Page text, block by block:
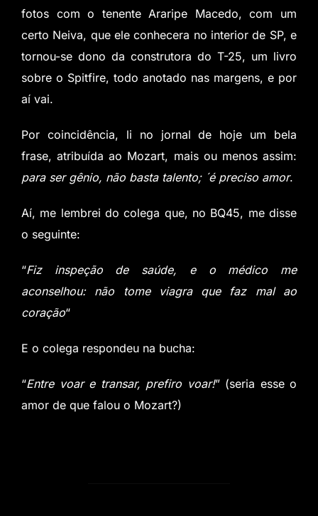
fotos com o tenente Araripe Macedo, com um
certo Neiva, que ele conhecera no interior de SP, e
tornou-se dono da construtora do T-25, um livro
sobre o Spitfire, todo anotado nas margens, e por
aí vai.
Por coincidência, li no jornal de hoje um bela
frase, atribuída ao Mozart, mais ou menos assim:
para ser gênio, não basta talento; ´é preciso amor.
Aí, me lembrei do colega que, no BQ45, me disse
o seguinte:
“Fiz inspeção de saúde, e o médico me
aconselhou: não tome viagra que faz mal ao
coração“
E o colega respondeu na bucha:
“Entre voar e transar, prefiro voar!” (seria esse o
amor de que falou o Mozart?)